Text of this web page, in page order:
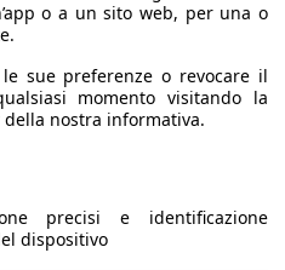
e ore di simulazione al
di quattro volte la
nuova di fabbrica. Assetto
che abbassano di 2,5
inventiva perché ogni
una personalizzazione di
in base ai suoi gusti.
costo, di cui ci occupiamo a
o a un sito web, per una o
le sue preferenze o revocare il
momento visitando la
della nostra informativa.
precisi e identificazione
dispositivo